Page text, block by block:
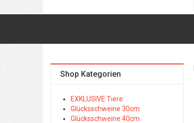
Shop Kategorien
EXKLUSIVE Tiere
Glücksschweine 30cm
Glücksschweine 40cm